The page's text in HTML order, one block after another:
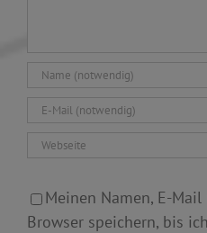
Meinen Namen, E-
Browser speichern, bis